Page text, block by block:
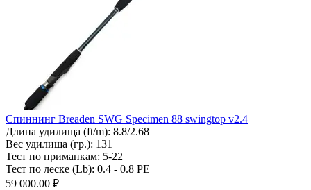
Спиннинг Breaden SWG Specimen 88 swingtop v2.4
Длина удилища (ft/m): 8.8/2.68
Вес удилища (гр.): 131
Тест по приманкам: 5-22
Тест по леске (Lb): 0.4 - 0.8 PE
59 000.00 ₽